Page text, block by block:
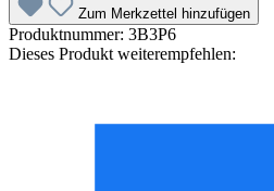
Zum Merkzettel hinzufügen
Produktnummer: 3B3P6
Dieses Produkt weiterempfehlen: